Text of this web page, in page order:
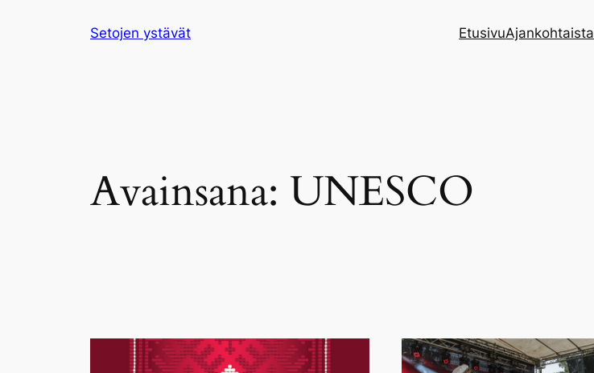
Setojen ystävät EtusivuAjankohtaista
Avainsana: UNESCO